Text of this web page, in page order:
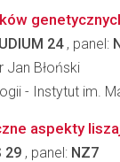
24, panel:
Jan Błoński
- Instytut im.
aspekty
29 , panel: NZ7